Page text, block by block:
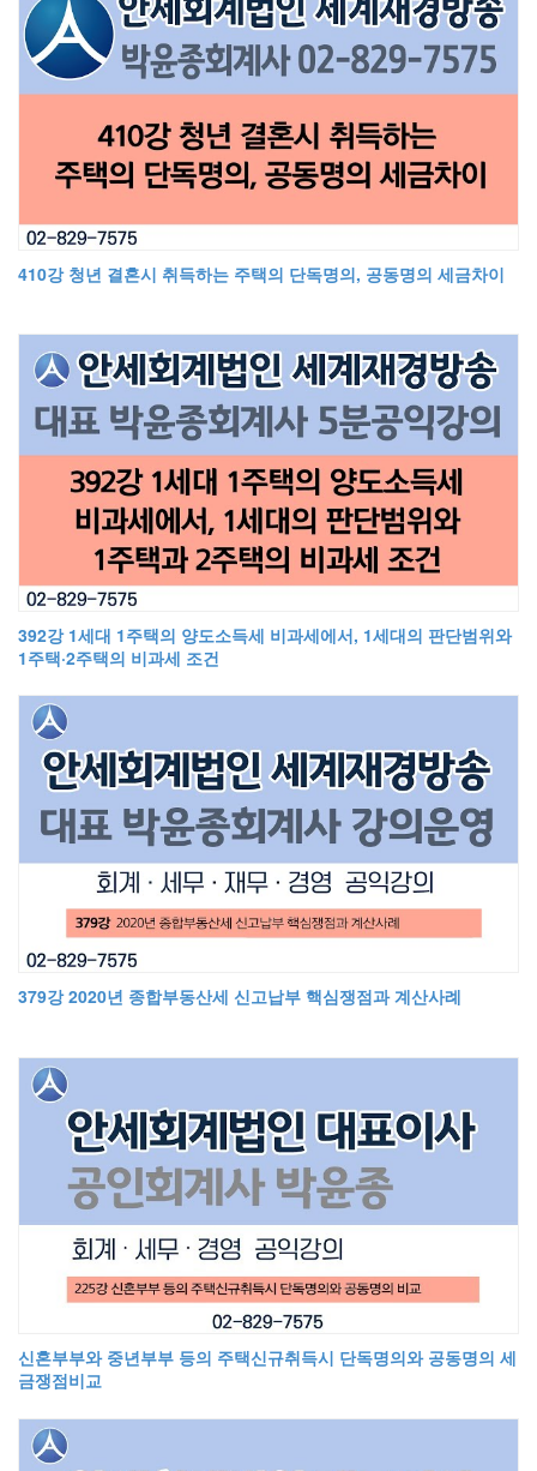
410강 청년 결혼시 취득하는 주택의 단독명의, 공동명의 세금차이
392강 1세대 1주택의 양도소득세 비과세에서, 1세대의 판단범위와
1주택·2주택의 비과세 조건
379강 2020년 종합부동산세 신고납부 핵심쟁점과 계산사례
신혼부부와 중년부부 등의 주택신규취득시 단독명의와 공동명의 세
금쟁점비교